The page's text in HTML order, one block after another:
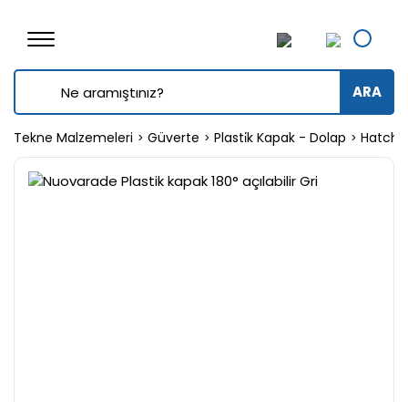
ARA
Tekne Malzemeleri Güverte Plasti̇k Kapak - Dolap Hatch